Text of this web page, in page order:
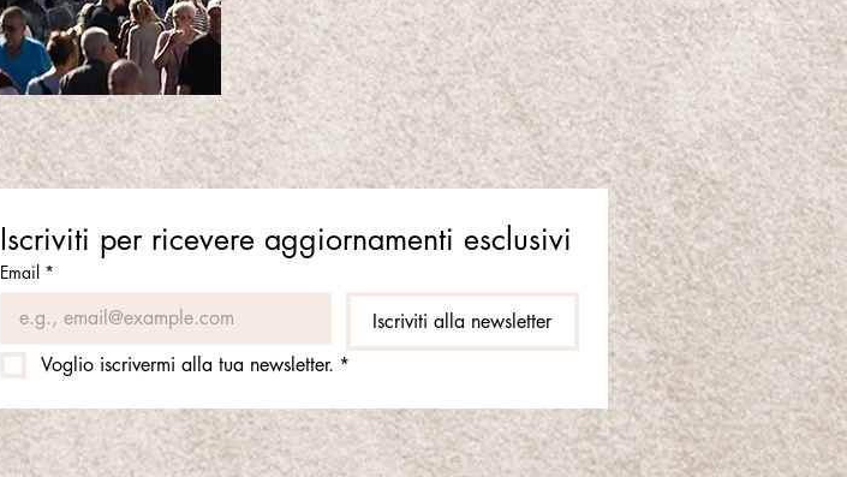
Iscriviti per ricevere aggiornamenti esclusivi
Email *
Iscriviti alla newsletter
Voglio iscrivermi alla tua newsletter. *